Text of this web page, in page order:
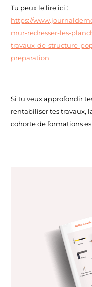
Tu peux le lire ici :
https://
mur-redresser-les-
travaux-de-structure-
preparation
Si tu veux approfondir
rentabiliser tes travaux,
cohorte de formations